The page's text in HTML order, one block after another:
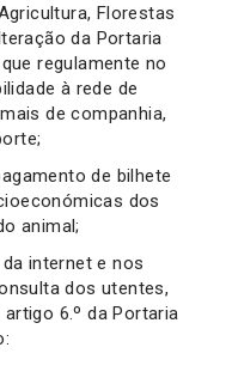
Florestas
da Portaria
regulamente no
à rede de
de companhia,
de bilhete
dos
animal;
internet e nos
dos utentes,
6.º da Portaria